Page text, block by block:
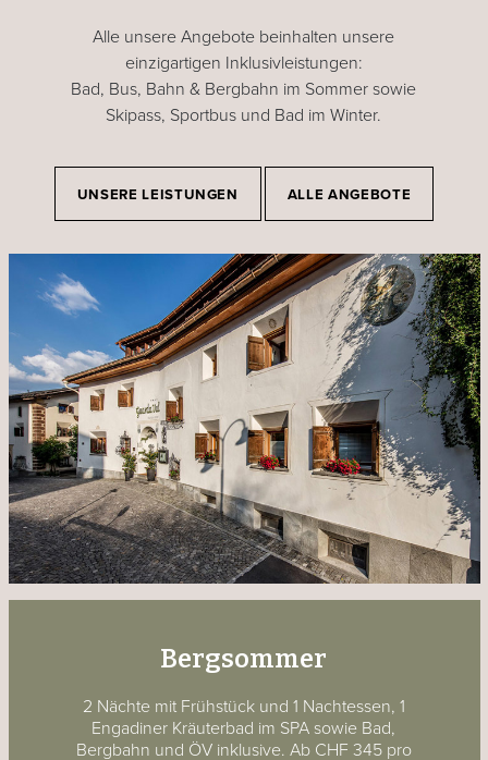
Alle unsere Angebote beinhalten unsere
einzigartigen Inklusivleistungen:
Bad, Bus, Bahn & Bergbahn im Sommer sowie
Skipass, Sportbus und Bad im Winter.
UNSERE LEISTUNGEN ALLE ANGEBOTE
Bergsommer
2 Nächte mit Frühstück und 1 Nachtessen, 1
Engadiner Kräuterbad im SPA sowie Bad,
Bergbahn und ÖV inklusive. Ab CHF 345 pro